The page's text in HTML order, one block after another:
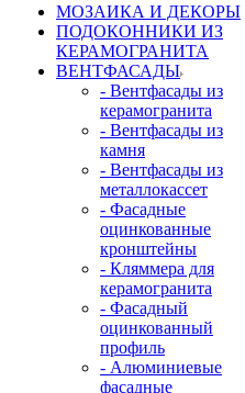
МОЗАИКА И ДЕКОРЫ
ПОДОКОННИКИ ИЗ
КЕРАМОГРАНИТА
ВЕНТФАСАДЫ
- Вентфасады из
керамогранита
- Вентфасады из
камня
- Вентфасады из
металлокассет
- Фасадные
оцинкованные
кронштейны
- Кляммера для
керамогранита
- Фасадный
оцинкованный
профиль
- Алюминиевые
фасадные